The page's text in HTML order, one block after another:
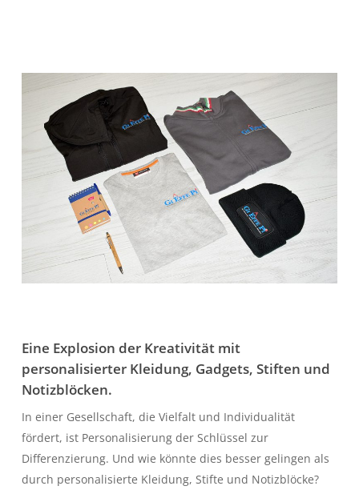
Eine Explosion der Kreativität mit
personalisierter Kleidung, Gadgets, Stiften und
Notizblöcken.
In einer Gesellschaft, die Vielfalt und Individualität
fördert, ist Personalisierung der Schlüssel zur
Differenzierung. Und wie könnte dies besser gelingen als
durch personalisierte Kleidung, Stifte und Notizblöcke?